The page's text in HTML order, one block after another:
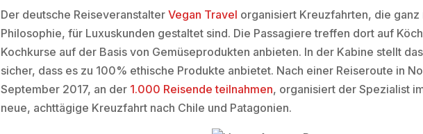
Der deutsche Reiseveranstalter Vegan Travel organisiert Kreuzfahrten, die ganz
Philosophie, für Luxuskunden gestaltet sind. Die Passagiere treffen dort auf
Kochkurse auf der Basis von Gemüseprodukten anbieten. In der Kabine stellt
sicher, dass es zu 100% ethische Produkte anbietet. Nach einer Reiseroute in
September 2017, an der 1.000 Reisende teilnahmen, organisiert der Spezialist
neue, achttägige Kreuzfahrt nach Chile und Patagonien.